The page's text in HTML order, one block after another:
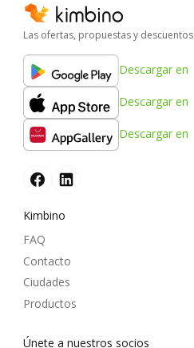
Las ofertas, propuestas y descuentos
Descargar en
Descargar en
Descargar en
Kimbino
FAQ
Contacto
Ciudades
Productos
Únete a nuestros socios